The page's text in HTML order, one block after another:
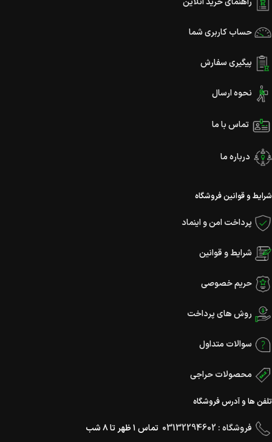
حساب کاربری شما
پیگیری سفارش
نحوه ارسال
تماس با ما
درباره ما
شرایط و قوانین فروشگاه
پرداخت امن و اینماد
شرایط و قوانین
حریم خصوصی
روش های پرداخت
سوالات متداول
محصولات حراجی
تلفن ها و آدرس فروشگاه
فروشگاه : 03132294602 تماس ۱ ظهر تا ۸ شب